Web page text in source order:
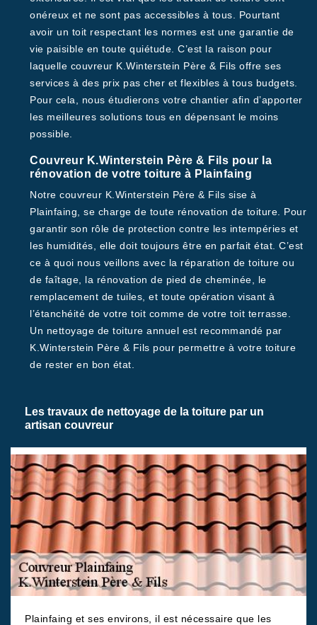
onéreux et ne sont pas accessibles à tous. Pourtant
avoir un toit respectant les normes est une garantie de
vie paisible en toute quiétude. C’est la raison pour
laquelle couvreur K.Winterstein Père & Fils offre ses
services à des prix pas cher et flexibles à tous budgets.
Pour cela, nous étudierons votre chantier afin d’apporter
les meilleures solutions tous en dépensant le moins
possible.
Couvreur K.Winterstein Père & Fils pour la
rénovation de votre toiture à Plainfaing
Notre couvreur K.Winterstein Père & Fils sise à
Plainfaing, se charge de toute rénovation de toiture. Pour
garantir son rôle de protection contre les intempéries et
les humidités, elle doit toujours être en parfait état. C’est
ce à quoi nous veillons avec la réparation de toiture ou
de faîtage, la rénovation de pied de cheminée, le
remplacement de tuiles, et toute opération visant à
l’étanchéité de votre toit comme de votre toit terrasse.
Un nettoyage de toiture annuel est recommandé par
K.Winterstein Père & Fils pour permettre à votre toiture
de rester en bon état.
Les travaux de nettoyage de la toiture par un
artisan couvreur
Plainfaing et ses environs, il est nécessaire que les